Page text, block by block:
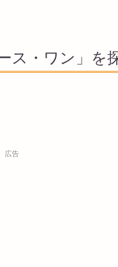
ス・ワン」を
広告